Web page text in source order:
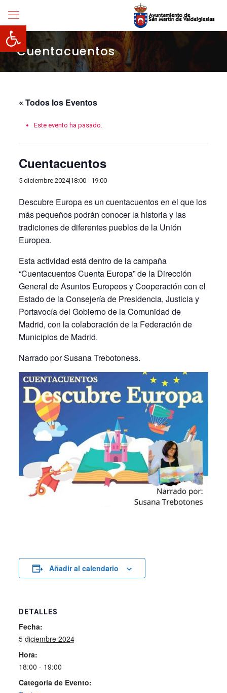
Abrir barra de herramientas
Cuentacuentos
« Todos los Eventos
Este evento ha pasado.
Cuentacuentos
5 diciembre 2024|18:00- 19:00
Descubre Europa es un cuentacuentos en el que los
más pequeños podrán conocer la historia y las
tradiciones de diferentes pueblos de la Unión
Europea.
Esta actividad está dentro de la campaña
“Cuentacuentos Cuenta Europa” de la Dirección
General de Asuntos Europeos y Cooperación con el
Estado de la Consejería de Presidencia, Justicia y
Portavocía del Gobierno de la Comunidad de
Madrid, con la colaboración de la Federación de
Municipios de Madrid.
Narrado por Susana Trebotoness.
Añadir al calendario
DETALLES
Fecha:
5 diciembre 2024
Hora:
18:00 - 19:00
Categoría de Evento: